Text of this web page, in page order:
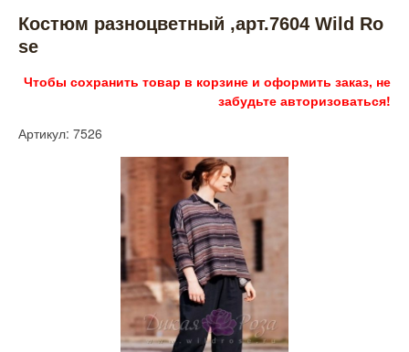
Костюм разноцветный ,арт.7604 Wild Ro
se
Чтобы сохранить товар в корзине и оформить заказ, не
забудьте авторизоваться!
Артикул: 7526